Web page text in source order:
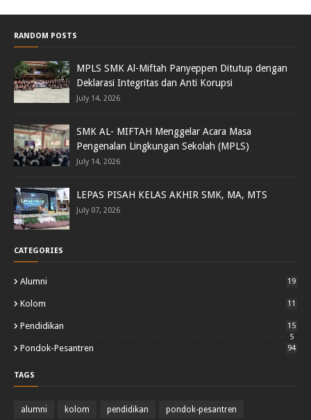
RANDOM POSTS
MPLS SMK Al-Miftah Panyeppen Ditutup dengan
Deklarasi Integritas dan Anti Korupsi
July 14, 2026
SMK AL- MIFTAH Menggelar Acara Masa
Pengenalan Lingkungan Sekolah (MPLS)
July 14, 2026
LEPAS PISAH KELAS AKHIR SMK, MA, MTS
July 07, 2026
CATEGORIES
Alumni 19
Kolom 11
Pendidikan
15
5
Pondok-Pesantren 94
TAGS
alumni kolom pendidikan pondok-pesantren